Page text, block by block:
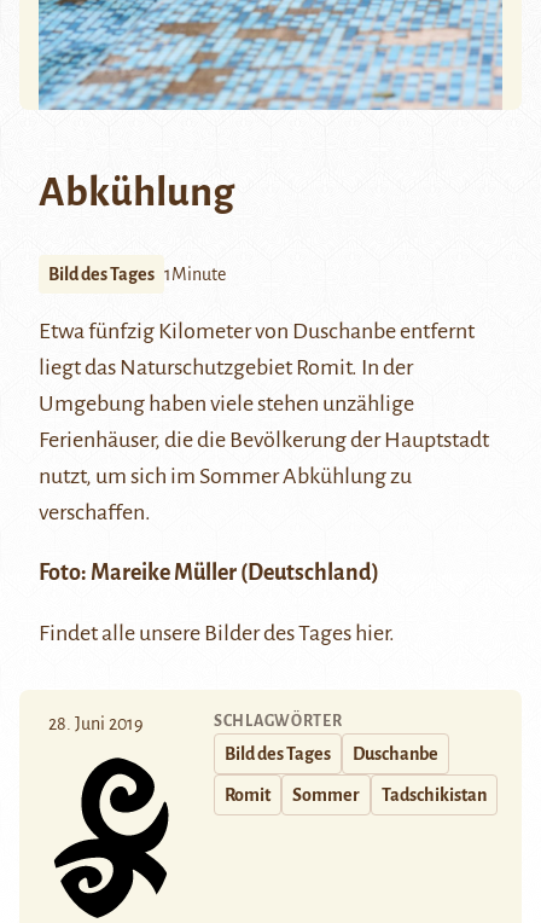
Abkühlung
Bild des Tages 1Minute
Etwa fünfzig Kilometer von Duschanbe entfernt
liegt das Naturschutzgebiet Romit. In der
Umgebung haben viele stehen unzählige
Ferienhäuser, die die Bevölkerung der Hauptstadt
nutzt, um sich im Sommer Abkühlung zu
verschaffen.
Foto: Mareike Müller (Deutschland)
Findet alle unsere Bilder des Tages hier.
28. Juni 2019 SCHLAGWÖRTER
Bild des Tages Duschanbe
Romit Sommer Tadschikistan